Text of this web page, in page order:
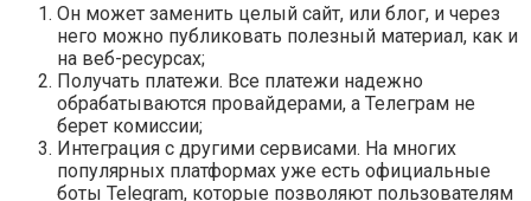
Он может заменить целый сайт, или блог, и через
него можно публиковать полезный материал, как и
на веб-ресурсах;
Получать платежи. Все платежи надежно
обрабатываются провайдерами, а Телеграм не
берет комиссии;
Интеграция с другими сервисами. На многих
популярных платформах уже есть официальные
боты Telegram, которые позволяют пользователям